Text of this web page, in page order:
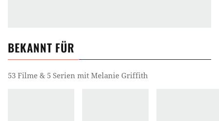
BEKANNT FÜR
53 Filme & 5 Serien mit Melanie Griffith